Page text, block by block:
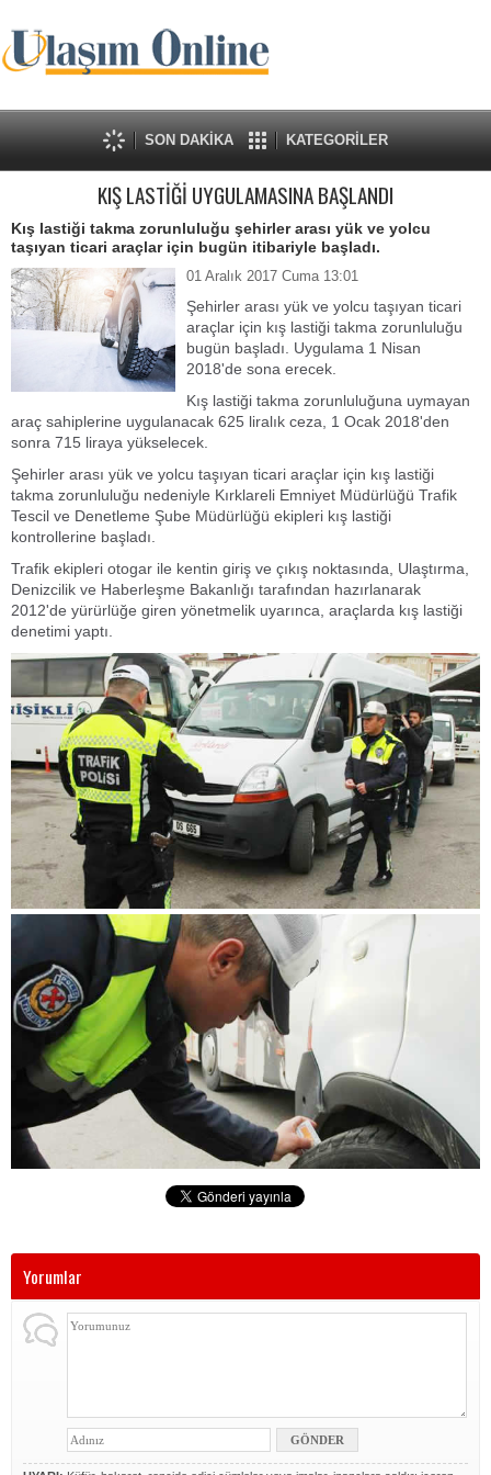
SON DAKİKA KATEGORİLER
KIŞ LASTİĞİ UYGULAMASINA BAŞLANDI
Kış lastiği takma zorunluluğu şehirler arası yük ve yolcu
taşıyan ticari araçlar için bugün itibariyle başladı.
01 Aralık 2017 Cuma 13:01
Şehirler arası yük ve yolcu taşıyan ticari
araçlar için kış lastiği takma zorunluluğu
bugün başladı. Uygulama 1 Nisan
2018'de sona erecek.
Kış lastiği takma zorunluluğuna uymayan
araç sahiplerine uygulanacak 625 liralık ceza, 1 Ocak 2018'den
sonra 715 liraya yükselecek.
Şehirler arası yük ve yolcu taşıyan ticari araçlar için kış lastiği
takma zorunluluğu nedeniyle Kırklareli Emniyet Müdürlüğü Trafik
Tescil ve Denetleme Şube Müdürlüğü ekipleri kış lastiği
kontrollerine başladı.
Trafik ekipleri otogar ile kentin giriş ve çıkış noktasında, Ulaştırma,
Denizcilik ve Haberleşme Bakanlığı tarafından hazırlanarak
2012'de yürürlüğe giren yönetmelik uyarınca, araçlarda kış lastiği
denetimi yaptı.
Yorumlar